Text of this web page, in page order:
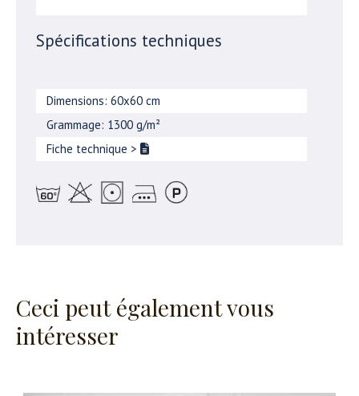
Spécifications techniques
Dimensions: 60x60 cm
Grammage: 1300 g/m²
Fiche technique >
Ceci peut également vous
intéresser